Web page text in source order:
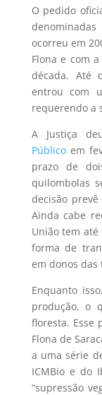
O pedido
ocorreu em
Flona e com
década. Até
entrou com
requerendo a
A Justiça
Públicoem
prazo de
quilombolas
decisão
Ainda cabe
União tem
forma de
em donos das
Enquanto
produção, o
floresta. Esse
Flona de
a uma série
ICMBio e do
“supressão